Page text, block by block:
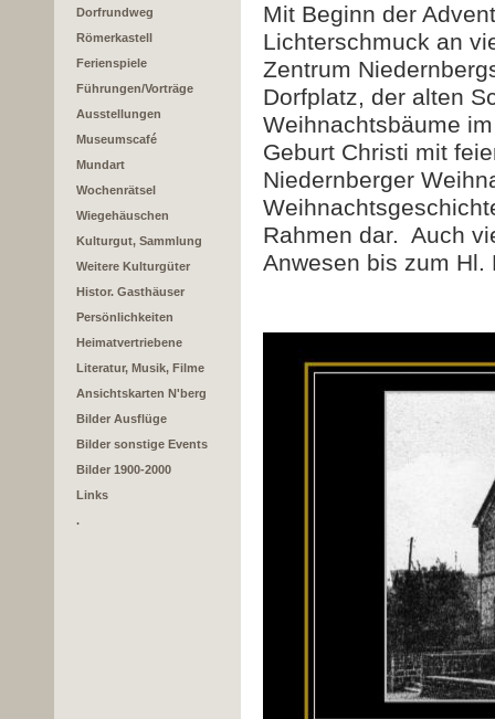
Dorfrundweg
Römerkastell
Ferienspiele
Führungen/Vorträge
Ausstellungen
Museumscafé
Mundart
Wochenrätsel
Wiegehäuschen
Kulturgut, Sammlung
Weitere Kulturgüter
Histor. Gasthäuser
Persönlichkeiten
Heimatvertriebene
Literatur, Musik, Filme
Ansichtskarten N'berg
Bilder Ausflüge
Bilder sonstige Events
Bilder 1900-2000
Links
.
Mit Beginn der
Lichterschmuck an
Zentrum
Dorfplatz, der alten
Weihnachtsbäume
Geburt Christi mit
Niedernberger
Rahmen dar. Auch
Anwesen bis zum